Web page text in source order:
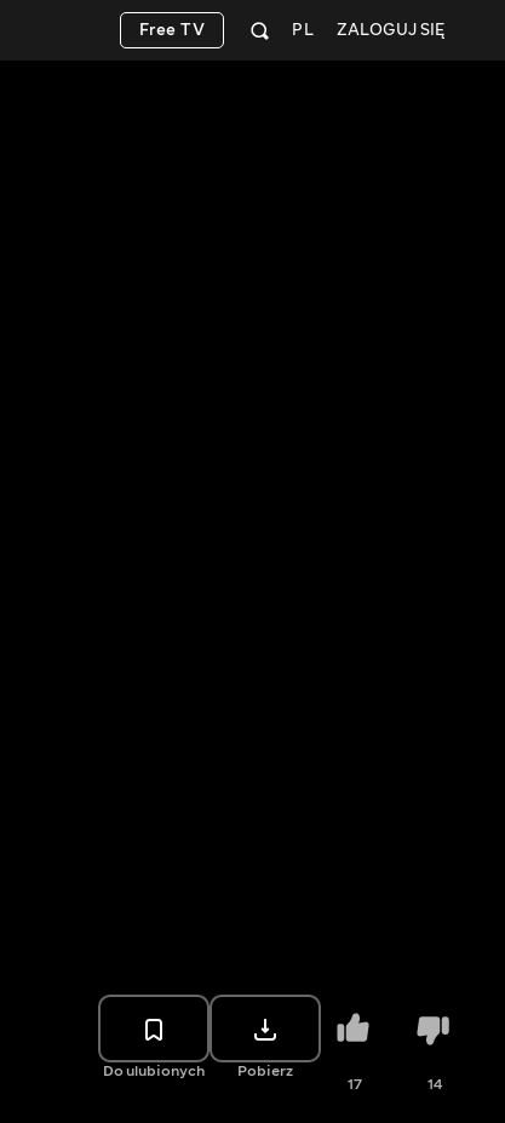
ZALOGUJ SIĘ
PL
Free TV
Do ulubionych Pobierz
17 14